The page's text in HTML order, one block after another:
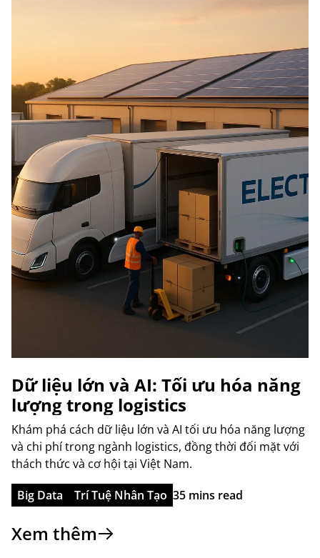
Dữ liệu lớn và AI: Tối ưu hóa năng
lượng trong logistics
Khám phá cách dữ liệu lớn và AI tối ưu hóa năng lượng
và chi phí trong ngành logistics, đồng thời đối mặt với
thách thức và cơ hội tại Việt Nam.
Big Data
Trí Tuệ Nhân Tạo 35 mins read
Xem thêm